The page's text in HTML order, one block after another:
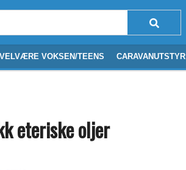
VELVÆRE VOKSEN/TEENS CARAVANUTSTYR
eteriske oljer